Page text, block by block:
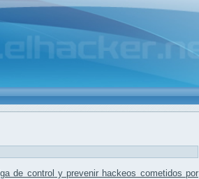
de control y prevenir hackeos cometidos por